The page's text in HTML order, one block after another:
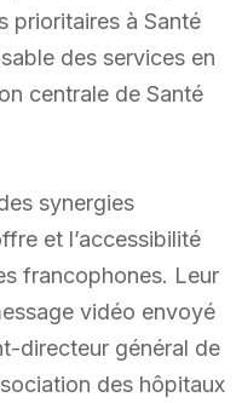
prioritaires à Santé
des services en
centrale de Santé
synergies
et l’accessibilité
francophones. Leur
vidéo envoyé
directeur général de
des hôpitaux